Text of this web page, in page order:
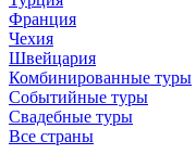
Франция
Чехия
Швейцария
Комбинированные туры
Событийные туры
Свадебные туры
Все страны